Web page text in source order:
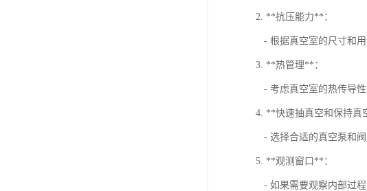
2. **抗压能力**：
- 根据真空室的尺寸和用
3. **热管理**：
- 考虑真空室的热传导性
4. **快速抽真空和保持真
- 选择合适的真空泵和阀
5. **观测窗口**：
- 如果需要观察内部过程